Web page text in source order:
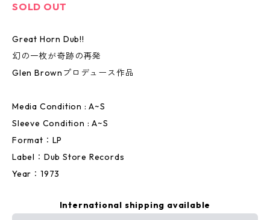
SOLD OUT
Great Horn Dub!!
幻の一枚が奇跡の再発
Glen Brownプロデュース作品
Media Condition : A~S
Sleeve Condition : A~S
Format：LP
Label：Dub Store Records
Year：1973
International shipping available